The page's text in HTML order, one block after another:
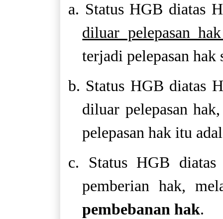
a. Status HGB diatas
diluar pelepasan
terjadi pelepasan hak
b. Status HGB diatas
diluar pelepasan
pelepasan hak itu
c. Status HGB
pemberian hak,
pembebanan hak.